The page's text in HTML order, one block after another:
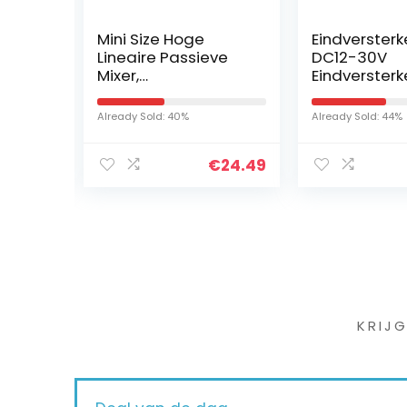
Mini Size Hoge
Lineaire Passieve
Mixer,
Gebalanceerde
Mixer Passieve Mixer
Waterdicht Stevige
Gemaakt…
Already Sold: 40%
€24.49
DC12-30V
TDA7498 HD
Digitale
TV Video
Already Sold: 44%